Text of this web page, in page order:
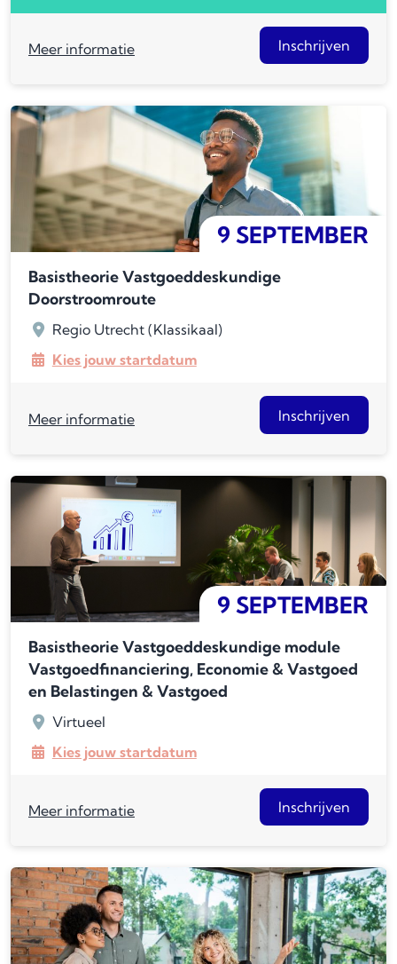
Meer informatie Inschrijven
9 SEPTEMBER
Basistheorie Vastgoeddeskundige
Doorstroomroute
Regio Utrecht (Klassikaal)
Kies jouw startdatum
Meer informatie Inschrijven
9 SEPTEMBER
Basistheorie Vastgoeddeskundige module
Vastgoedfinanciering, Economie & Vastgoed
en Belastingen & Vastgoed
Virtueel
Kies jouw startdatum
Meer informatie Inschrijven